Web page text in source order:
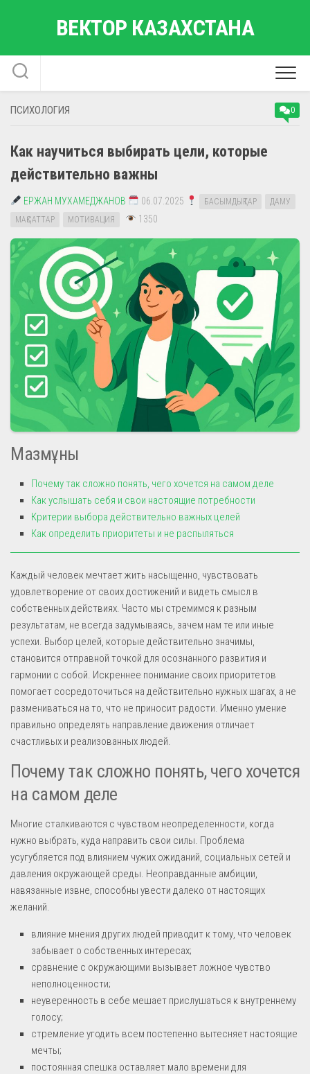
ВЕКТОР КАЗАХСТАНА
ПСИХОЛОГИЯ 0
Как научиться выбирать цели, которые
действительно важны
ЕРЖАН МУХАМЕДЖАНОВ 06.07.2025 БАСЫМДЫҚТАР
ДАМУ
МАҚСАТТАР
МОТИВАЦИЯ 1350
Мазмұны
Почему так сложно понять, чего хочется на самом деле
Как услышать себя и свои настоящие потребности
Критерии выбора действительно важных целей
Как определить приоритеты и не распыляться
Каждый человек мечтает жить насыщенно, чувствовать
удовлетворение от своих достижений и видеть смысл в
собственных действиях. Часто мы стремимся к разным
результатам, не всегда задумываясь, зачем нам те или иные
успехи. Выбор целей, которые действительно значимы,
становится отправной точкой для осознанного развития и
гармонии с собой. Искреннее понимание своих приоритетов
помогает сосредоточиться на действительно нужных шагах, а не
размениваться на то, что не приносит радости. Именно умение
правильно определять направление движения отличает
счастливых и реализованных людей.
Почему так сложно понять, чего хочется
на самом деле
Многие сталкиваются с чувством неопределенности, когда
нужно выбрать, куда направить свои силы. Проблема
усугубляется под влиянием чужих ожиданий, социальных сетей и
давления окружающей среды. Неоправданные амбиции,
навязанные извне, способны увести далеко от настоящих
желаний.
влияние мнения других людей приводит к тому, что человек
забывает о собственных интересах;
сравнение с окружающими вызывает ложное чувство
неполноценности;
неуверенность в себе мешает прислушаться к внутреннему
голосу;
стремление угодить всем постепенно вытесняет настоящие
мечты;
постоянная спешка оставляет мало времени для